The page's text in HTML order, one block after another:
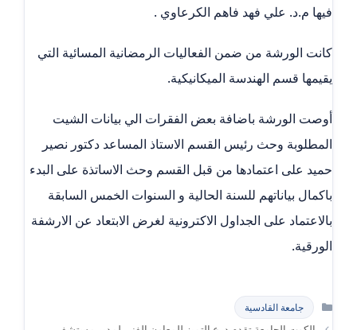
فيها م.د. علي فهد فاهم الكرعاوي .
كانت الورشة من ضمن الفعاليات الرمضانية المسائية التي
يقيمها قسم الهندسة الميكانيكية.
أوصت الورشة باضافة بعض الفقرات الي بيانات الشيت
المطلوبة وحث رئيس القسم الاستاذ المساعد دكتور نصير
حميد على اعتمادها من قبل القسم وحث الاساتذة على البدء
باكمال بياناتهم للسنة الحالية و السنوات الخمس السابقة
بالاعتماد على الجداول الاكترونية لغرض الابتعاد عن الارشفة
الورقية.
التصنيفات
جامعة القادسية